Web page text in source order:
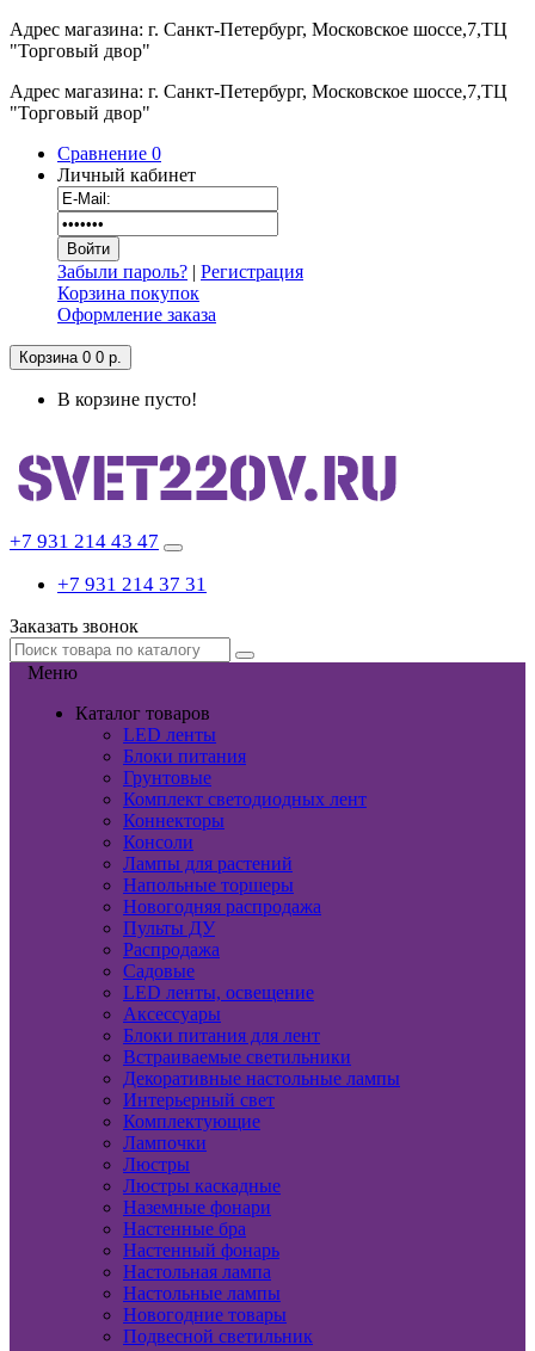
Адрес магазина: г. Санкт-Петербург, Московское шоссе,7,ТЦ
"Торговый двор"
Адрес магазина: г. Санкт-Петербург, Московское шоссе,7,ТЦ
"Торговый двор"
Сравнение 0
Личный кабинет
Забыли пароль? | Регистрация
Корзина покупок
Оформление заказа
Корзина 0 0 р.
В корзине пусто!
+7 931 214 43 47
+7 931 214 37 31
Заказать звонок
Меню
Каталог товаров
LED ленты
Блоки питания
Грунтовые
Комплект светодиодных лент
Коннекторы
Консоли
Лампы для растений
Напольные торшеры
Новогодняя распродажа
Пульты ДУ
Распродажа
Садовые
LED ленты, освещение
Аксессуары
Блоки питания для лент
Встраиваемые светильники
Декоративные настольные лампы
Интерьерный свет
Комплектующие
Лампочки
Люстры
Люстры каскадные
Наземные фонари
Настенные бра
Настенный фонарь
Настольная лампа
Настольные лампы
Новогодние товары
Подвесной светильник